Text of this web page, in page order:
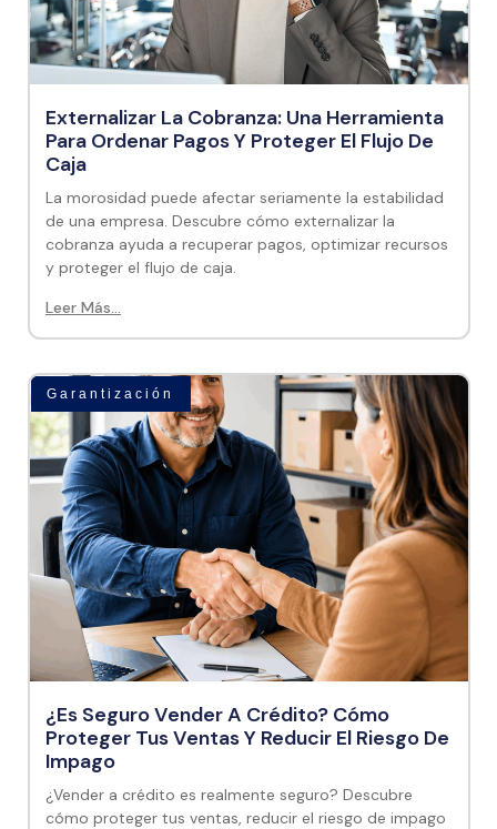
Externalizar La Cobranza: Una Herramienta
Para Ordenar Pagos Y Proteger El Flujo De
Caja
La morosidad puede afectar seriamente la estabilidad
de una empresa. Descubre cómo externalizar la
cobranza ayuda a recuperar pagos, optimizar recursos
y proteger el flujo de caja.
Leer Más...
Garantización
¿Es Seguro Vender A Crédito? Cómo
Proteger Tus Ventas Y Reducir El Riesgo De
Impago
¿Vender a crédito es realmente seguro? Descubre
cómo proteger tus ventas, reducir el riesgo de impago